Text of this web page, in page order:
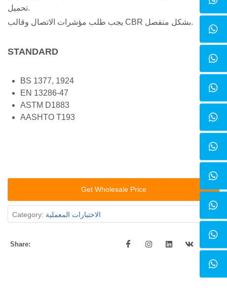
تحميل.
يجب طلب مؤشرات الاتصال وقالب CBR بشكل منفصل.
STANDARD
BS 1377, 1924
EN 13286-47
ASTM D1883
AASHTO T193
Get Wholesale Price
Category: الاختبارات المعملية
Share: